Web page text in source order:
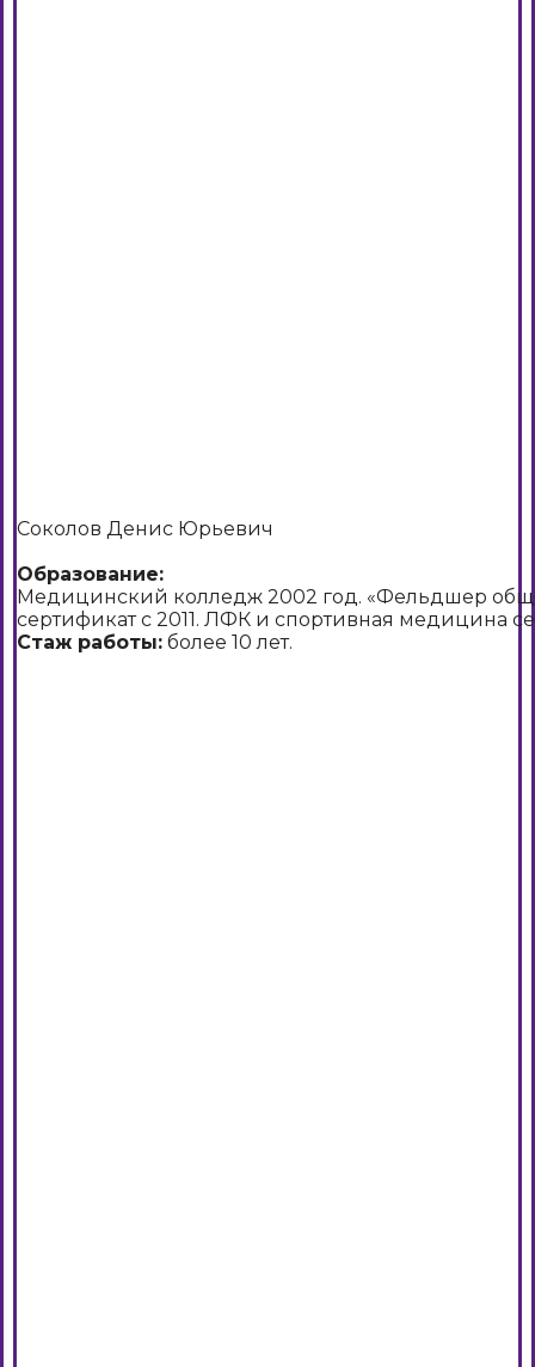
Соколов Денис Юрьевич
Образование:
Медицинский колледж 2002 год. «Фельдшер
сертификат с 2011. ЛФК и спортивная медицина
Стаж работы: более 10 лет.